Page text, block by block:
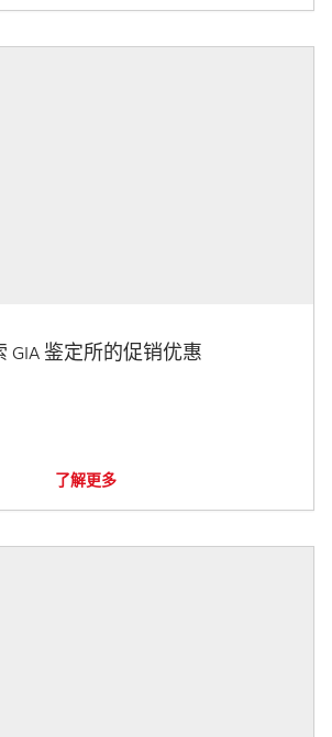
GIA 鉴定所的促销优惠
了解更多